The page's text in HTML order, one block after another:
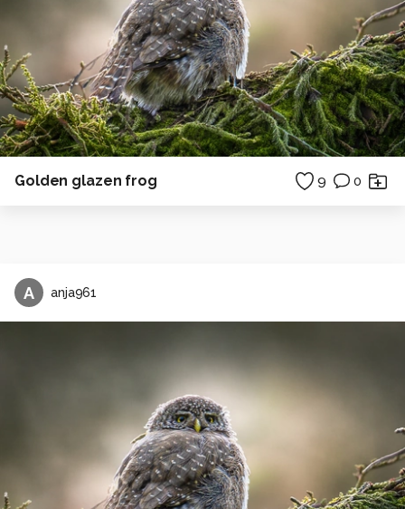
Golden glazen frog 9 0
A anja961